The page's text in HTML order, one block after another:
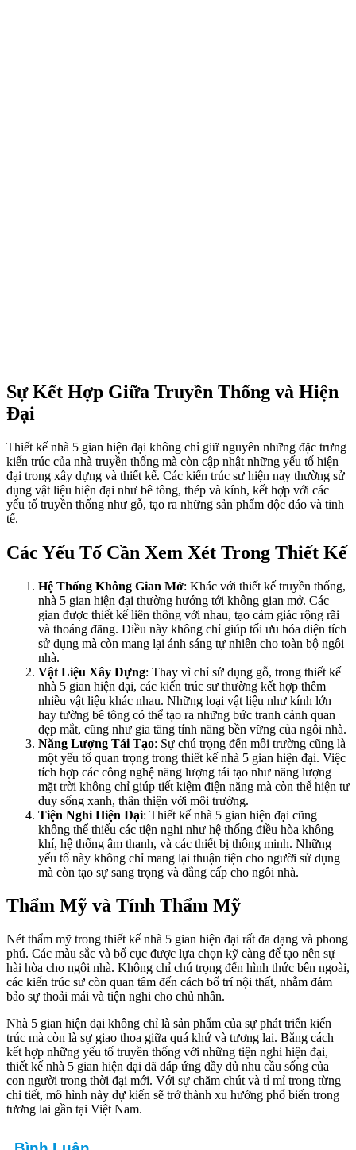
Sự Kết Hợp Giữa Truyền Thống và Hiện
Đại
Thiết kế nhà 5 gian hiện đại không chỉ giữ nguyên những đặc trưng
kiến trúc của nhà truyền thống mà còn cập nhật những yếu tố hiện
đại trong xây dựng và thiết kế. Các kiến trúc sư hiện nay thường sử
dụng vật liệu hiện đại như bê tông, thép và kính, kết hợp với các
yếu tố truyền thống như gỗ, tạo ra những sản phẩm độc đáo và tinh
tế.
Các Yếu Tố Cần Xem Xét Trong Thiết Kế
Hệ Thống Không Gian Mở: Khác với thiết kế truyền thống,
nhà 5 gian hiện đại thường hướng tới không gian mở. Các
gian được thiết kế liên thông với nhau, tạo cảm giác rộng rãi
và thoáng đãng. Điều này không chỉ giúp tối ưu hóa diện tích
sử dụng mà còn mang lại ánh sáng tự nhiên cho toàn bộ ngôi
nhà.
Vật Liệu Xây Dựng: Thay vì chỉ sử dụng gỗ, trong thiết kế
nhà 5 gian hiện đại, các kiến trúc sư thường kết hợp thêm
nhiều vật liệu khác nhau. Những loại vật liệu như kính lớn
hay tường bê tông có thể tạo ra những bức tranh cảnh quan
đẹp mắt, cũng như gia tăng tính năng bền vững của ngôi nhà.
Năng Lượng Tái Tạo: Sự chú trọng đến môi trường cũng là
một yếu tố quan trọng trong thiết kế nhà 5 gian hiện đại. Việc
tích hợp các công nghệ năng lượng tái tạo như năng lượng
mặt trời không chỉ giúp tiết kiệm điện năng mà còn thể hiện tư
duy sống xanh, thân thiện với môi trường.
Tiện Nghi Hiện Đại: Thiết kế nhà 5 gian hiện đại cũng
không thể thiếu các tiện nghi như hệ thống điều hòa không
khí, hệ thống âm thanh, và các thiết bị thông minh. Những
yếu tố này không chỉ mang lại thuận tiện cho người sử dụng
mà còn tạo sự sang trọng và đẳng cấp cho ngôi nhà.
Thẩm Mỹ và Tính Thẩm Mỹ
Nét thẩm mỹ trong thiết kế nhà 5 gian hiện đại rất đa dạng và phong
phú. Các màu sắc và bố cục được lựa chọn kỹ càng để tạo nên sự
hài hòa cho ngôi nhà. Không chỉ chú trọng đến hình thức bên ngoài,
các kiến trúc sư còn quan tâm đến cách bố trí nội thất, nhằm đảm
bảo sự thoải mái và tiện nghi cho chủ nhân.
Nhà 5 gian hiện đại không chỉ là sản phẩm của sự phát triển kiến
trúc mà còn là sự giao thoa giữa quá khứ và tương lai. Bằng cách
kết hợp những yếu tố truyền thống với những tiện nghi hiện đại,
thiết kế nhà 5 gian hiện đại đã đáp ứng đầy đủ nhu cầu sống của
con người trong thời đại mới. Với sự chăm chút và tỉ mỉ trong từng
chi tiết, mô hình này dự kiến sẽ trở thành xu hướng phổ biến trong
tương lai gần tại Việt Nam.